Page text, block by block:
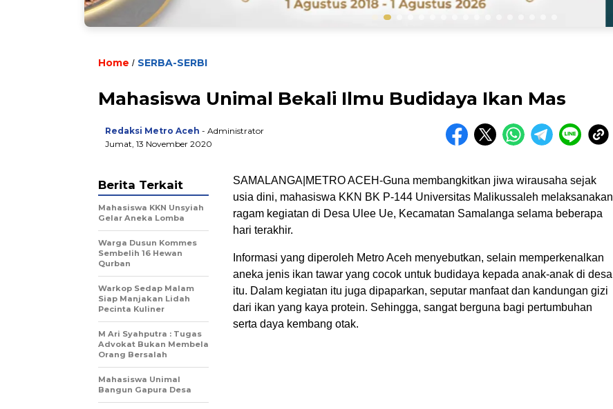
Home / SERBA-SERBI
Mahasiswa Unimal Bekali Ilmu Budidaya Ikan Mas
Redaksi Metro Aceh - Administrator
Jumat, 13 November 2020
SAMALANGA|METRO ACEH-Guna membangkitkan jiwa wirausaha sejak
usia dini, mahasiswa KKN BK P-144 Universitas Malikussaleh melaksanakan
ragam kegiatan di Desa Ulee Ue, Kecamatan Samalanga selama beberapa
hari terakhir.
Informasi yang diperoleh Metro Aceh menyebutkan, selain memperkenalkan
aneka jenis ikan tawar yang cocok untuk budidaya kepada anak-anak di desa
itu. Dalam kegiatan itu juga dipaparkan, seputar manfaat dan kandungan gizi
dari ikan yang kaya protein. Sehingga, sangat berguna bagi pertumbuhan
serta daya kembang otak.
Berita Terkait
Mahasiswa KKN Unsyiah
Gelar Aneka Lomba
Warga Dusun Kommes
Sembelih 16 Hewan
Qurban
Warkop Sedap Malam
Siap Manjakan Lidah
Pecinta Kuliner
M Ari Syahputra : Tugas
Advokat Bukan Membela
Orang Bersalah
Mahasiswa Unimal
Bangun Gapura Desa